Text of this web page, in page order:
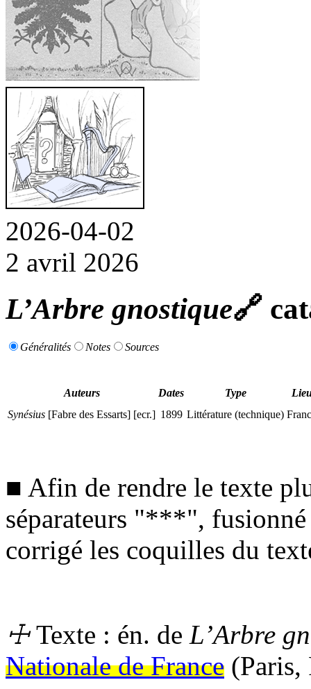
2026-04-02
2 avril 2026
L’Arbre gnostique🔗
Généralités Notes Sources
Auteurs Dates Type
Synésius [Fabre des Essarts] [ecr.] 1899 Littérature (technique)
■ Afin de rendre le texte
séparateurs "***",
corrigé les coquilles du
☩Texte : én. de L’Arbre
Nationale de France (Paris,